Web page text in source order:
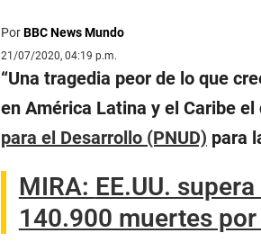
PorBBC News Mundo
21/07/2020, 04:19 p.m.
“Una tragedia peor de lo que
en América Latina y el Caribe
para el Desarrollo (PNUD) para
MIRA: EE.UU.
140.900 muertes